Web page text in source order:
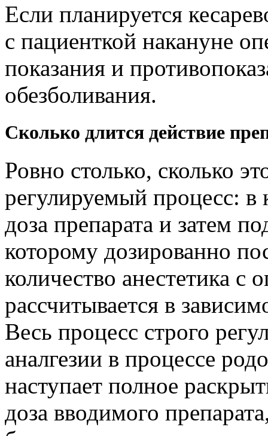
Если планируется
с пациенткой накануне
показания и
обезболивания.
Сколько длится действие
Ровно столько, сколько
регулируемый процесс: в
доза препарата и затем
которому дозированно
количество анестетика с
рассчитывается в
Весь процесс строго
аналгезии в процессе
наступает полное
доза вводимого